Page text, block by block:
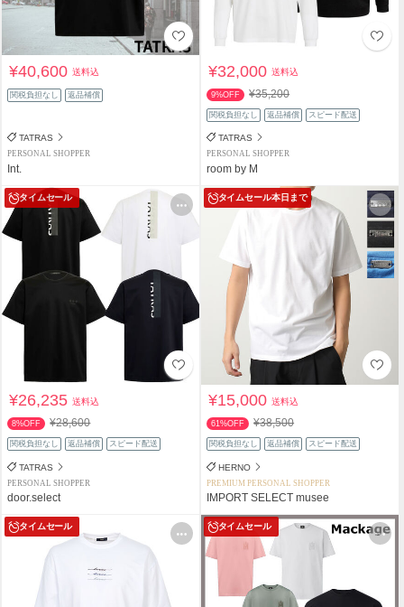
¥40,600送料込
関税負担なし 返品補償
TATRAS
PERSONAL SHOPPER
Int.
¥32,000送料込
9%OFF ¥35,200
関税負担なし 返品補償 スピード配送
TATRAS
PERSONAL SHOPPER
room by M
タイムセール
¥26,235送料込
8%OFF ¥28,600
関税負担なし 返品補償 スピード配送
TATRAS
PERSONAL SHOPPER
door.select
タイムセール本日まで
¥15,000送料込
61%OFF ¥38,500
関税負担なし 返品補償 スピード配送
HERNO
PREMIUM PERSONAL SHOPPER
IMPORT SELECT musee
タイムセール タイムセール